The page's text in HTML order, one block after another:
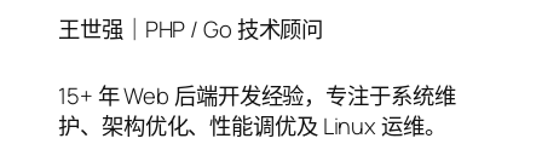
王世强｜PHP / Go 技术顾问
15+ 年 Web 后端开发经验，专注于系统维
护、架构优化、性能调优及 Linux 运维。